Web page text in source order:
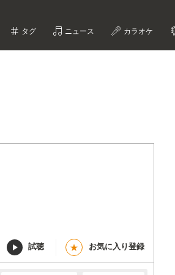
タグ ニュース カラオケ
試聴 ★ お気に入り登録